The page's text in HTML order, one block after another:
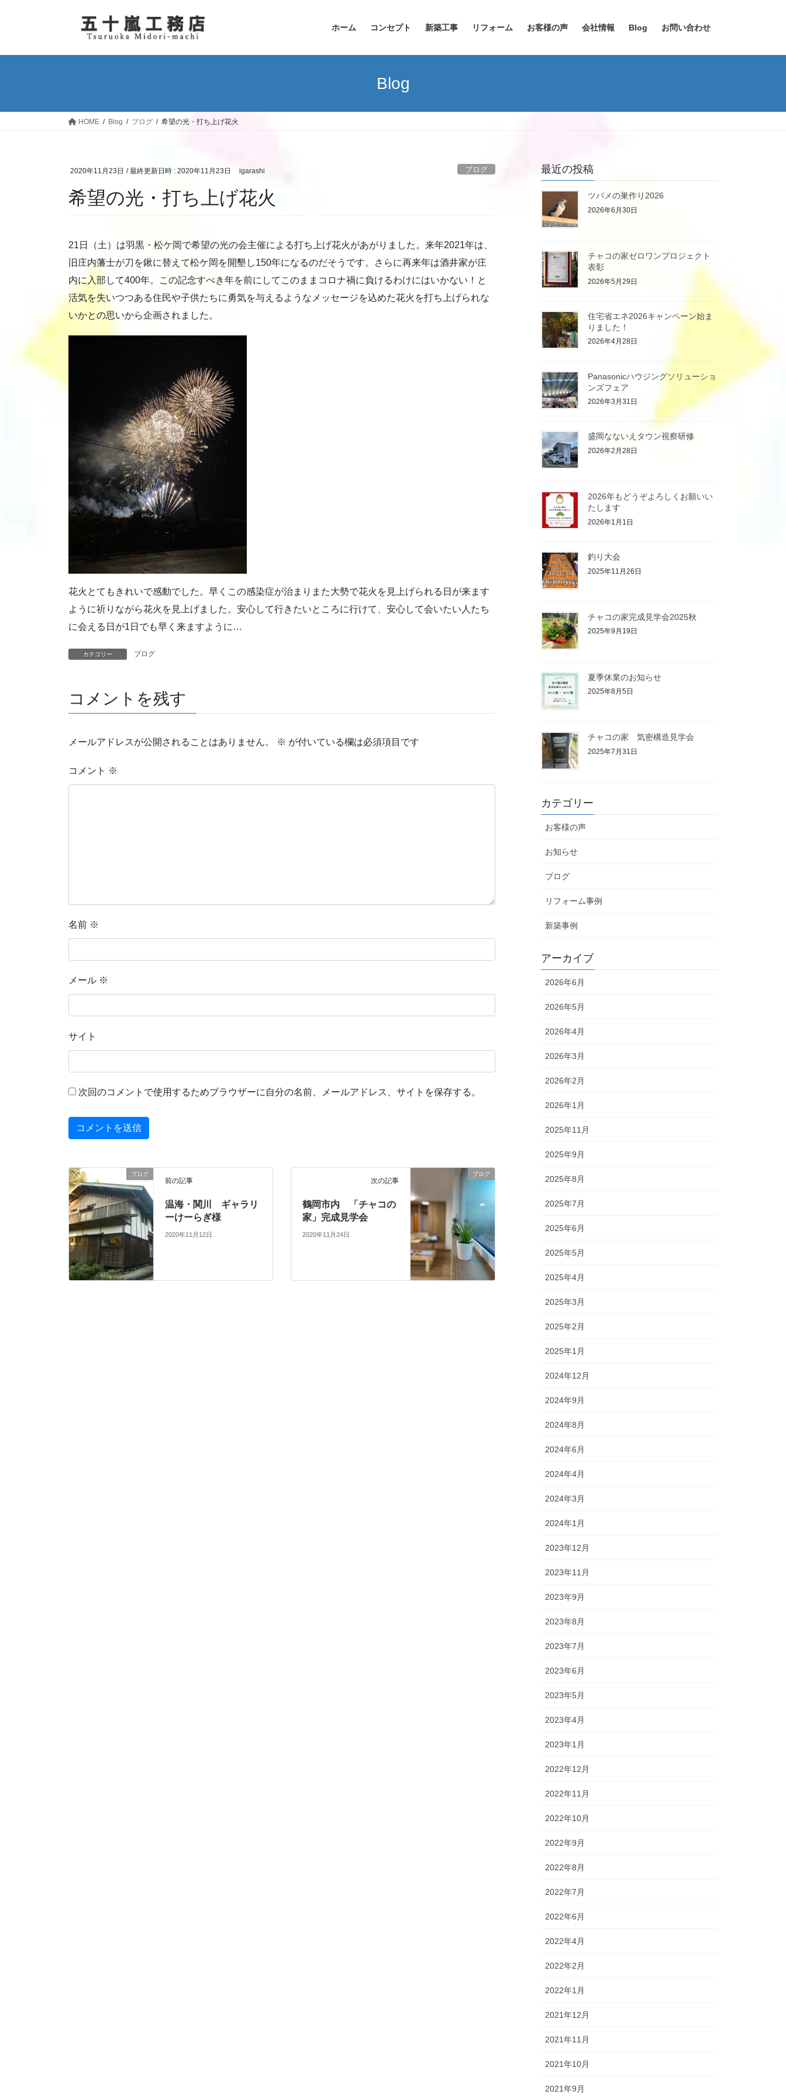
ホーム コンセプト 新築工事 リフォーム お客様の声 会社情報 Blog お問い合わせ
Blog
HOME Blog ブログ 希望の光・打ち上げ花火
2020年11月23日 / 最終更新日時 : 2020年11月23日 igarashi ブログ
希望の光・打ち上げ花火
21日（土）は羽黒・松ケ岡で希望の光の会主催による打ち上げ花火があがりました。来年2021年は、
旧庄内藩士が刀を鍬に替えて松ケ岡を開墾し150年になるのだそうです。さらに再来年は酒井家が庄
内に入部して400年。この記念すべき年を前にしてこのままコロナ禍に負けるわけにはいかない！と
活気を失いつつある住民や子供たちに勇気を与えるようなメッセージを込めた花火を打ち上げられな
いかとの思いから企画されました。
花火とてもきれいで感動でした。早くこの感染症が治まりまた大勢で花火を見上げられる日が来ます
ように祈りながら花火を見上げました。安心して行きたいところに行けて、安心して会いたい人たち
に会える日が1日でも早く来ますように…
カテゴリー ブログ
コメントを残す
メールアドレスが公開されることはありません。 ※ が付いている欄は必須項目です
コメント ※
名前 ※
メール ※
サイト
次回のコメントで使用するためブラウザーに自分の名前、メールアドレス、サイトを保存する。
ブログ
前の記事
温海・関川 ギャラリ
ーけーらぎ様
2020年11月12日
ブログ
次の記事
鶴岡市内 「チャコの
家」完成見学会
2020年11月24日
最近の投稿
ツバメの巣作り2026
2026年6月30日
チャコの家ゼロワンプロジェクト
表彰
2026年5月29日
住宅省エネ2026キャンペーン始ま
りました！
2026年4月28日
Panasonicハウジングソリューショ
ンズフェア
2026年3月31日
盛岡なないえタウン視察研修
2026年2月28日
2026年もどうぞよろしくお願いい
たします
2026年1月1日
釣り大会
2025年11月26日
チャコの家完成見学会2025秋
2025年9月19日
夏季休業のお知らせ
2025年8月5日
チャコの家 気密構造見学会
2025年7月31日
カテゴリー
お客様の声
お知らせ
ブログ
リフォーム事例
新築事例
アーカイブ
2026年6月
2026年5月
2026年4月
2026年3月
2026年2月
2026年1月
2025年11月
2025年9月
2025年8月
2025年7月
2025年6月
2025年5月
2025年4月
2025年3月
2025年2月
2025年1月
2024年12月
2024年9月
2024年8月
2024年6月
2024年4月
2024年3月
2024年1月
2023年12月
2023年11月
2023年9月
2023年8月
2023年7月
2023年6月
2023年5月
2023年4月
2023年1月
2022年12月
2022年11月
2022年10月
2022年9月
2022年8月
2022年7月
2022年6月
2022年4月
2022年2月
2022年1月
2021年12月
2021年11月
2021年10月
2021年9月